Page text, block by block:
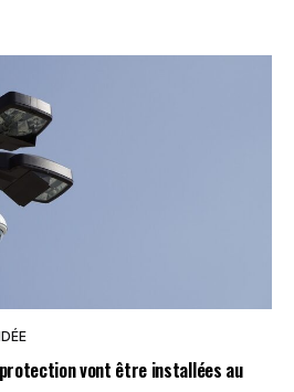
vont être installées au